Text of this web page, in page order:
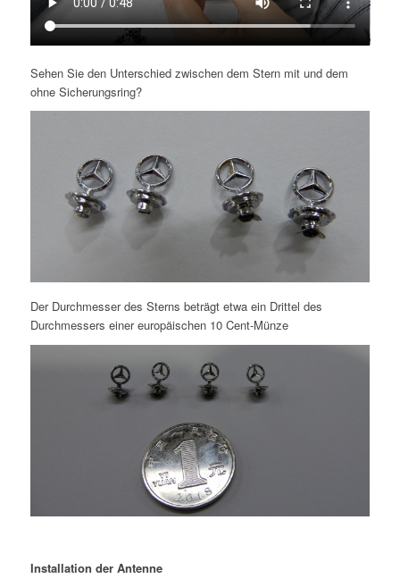
Sehen Sie den Unterschied zwischen dem Stern mit und dem
ohne Sicherungsring?
Der Durchmesser des Sterns beträgt etwa ein Drittel des
Durchmessers einer europäischen 10 Cent-Münze
Installation der Antenne